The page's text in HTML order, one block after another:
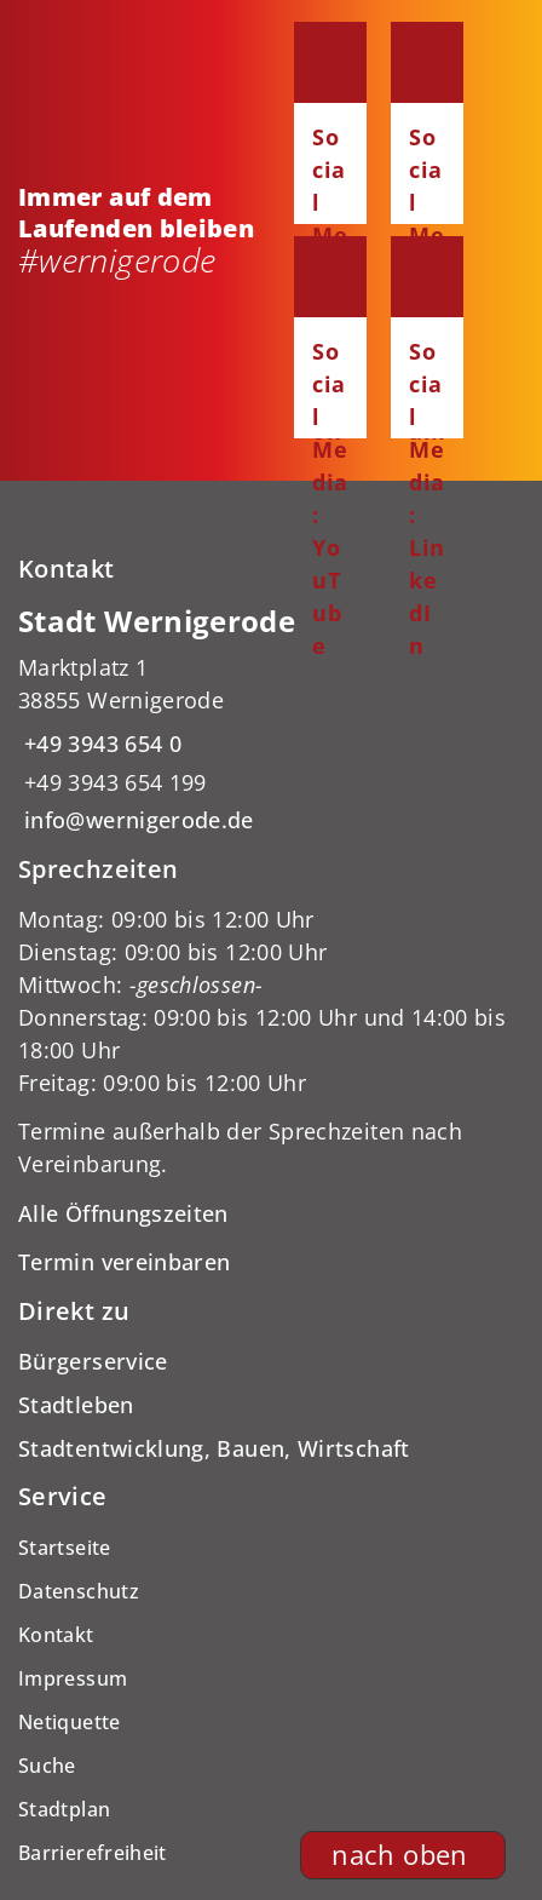
nach oben
Immer auf dem
Laufenden bleiben
#wernigerode
So
cia
l
Me
ce
bo
ok
So
cia
l
Me
ta
gr
am
So
cia
l
Me
dia
:
Yo
uT
ub
e
So
cia
l
Me
dia
:
Lin
ke
dI
n
Kontakt
Stadt Wernigerode
Marktplatz 1
38855 Wernigerode
+49 3943 654 0
+49 3943 654 199
info@wernigerode.de
Sprechzeiten
Montag: 09:00 bis 12:00 Uhr
Dienstag: 09:00 bis 12:00 Uhr
Mittwoch: -geschlossen-
Donnerstag: 09:00 bis 12:00 Uhr und 14:00 bis
18:00 Uhr
Freitag: 09:00 bis 12:00 Uhr
Termine außerhalb der Sprechzeiten nach
Vereinbarung.
Alle Öffnungszeiten
Termin vereinbaren
Direkt zu
Bürgerservice
Stadtleben
Stadtentwicklung, Bauen, Wirtschaft
Service
Startseite
Datenschutz
Kontakt
Impressum
Netiquette
Suche
Stadtplan
Barrierefreiheit